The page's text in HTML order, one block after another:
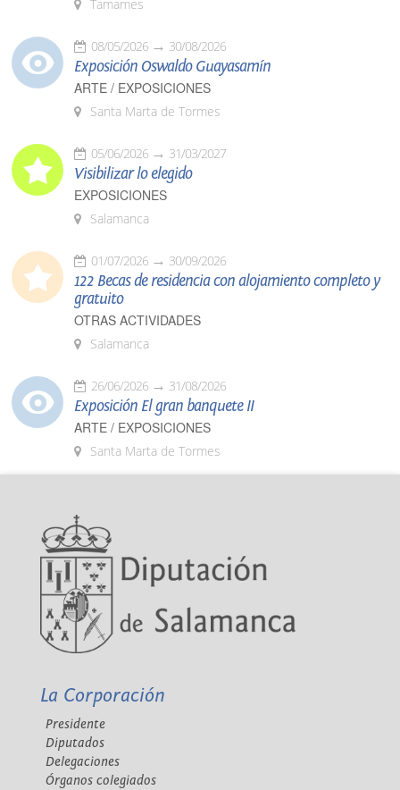
Tamames
08/05/2026 30/08/2026
Exposición Oswaldo Guayasamín
ARTE / EXPOSICIONES
Santa Marta de Tormes
05/06/2026 31/03/2027
Visibilizar lo elegido
EXPOSICIONES
Salamanca
01/07/2026 30/09/2026
122 Becas de residencia con alojamiento completo y
gratuito
OTRAS ACTIVIDADES
Salamanca
26/06/2026 31/08/2026
Exposición El gran banquete II
ARTE / EXPOSICIONES
Santa Marta de Tormes
La Corporación
Presidente
Diputados
Delegaciones
Órganos colegiados